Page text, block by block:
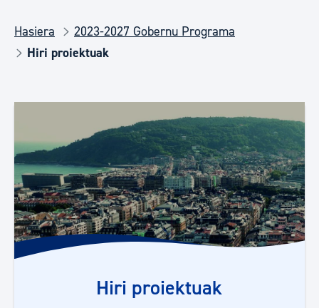
Hasiera
2023-2027 Gobernu Programa
Hiri proiektuak
Hiri proiektuak